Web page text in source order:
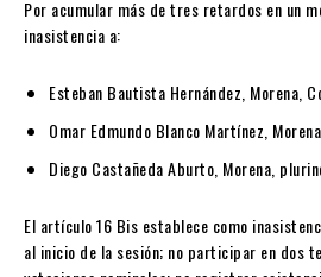
Por acumular más de tres retardos en un
inasistencia a:
Esteban Bautista Hernández , Morena,
Omar Edmundo Blanco Martínez ,
Diego Castañeda Aburto , Morena,
El artículo 16 Bis establece como
al inicio de la sesión; no participar en dos